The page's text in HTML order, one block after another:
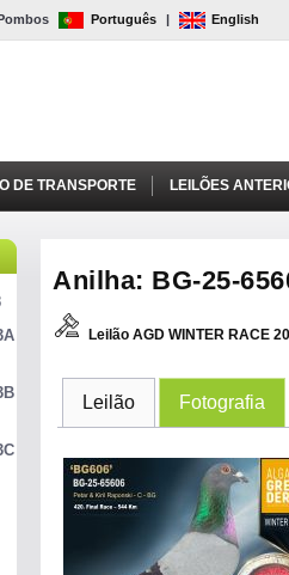
Português | English
DE TRANSPORTE LEILÕES
Anilha: BG-25-
Leilão AGD WINTER RACE
Leilão Fotografia